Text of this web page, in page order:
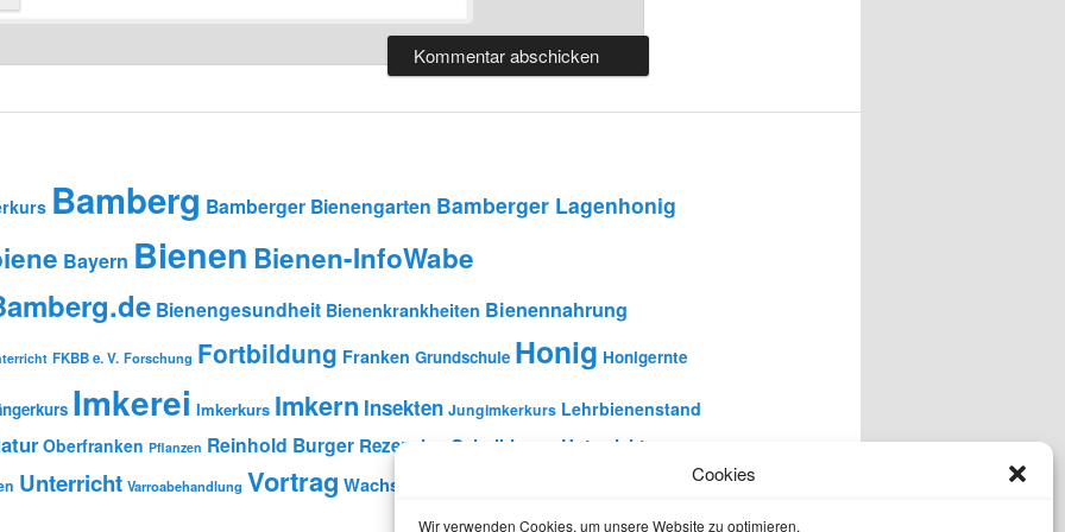
Cookies
Wir verwenden Cookies, um unsere Website zu optimieren.
Bamberg Bamberger Bienengarten Bamberger Lagenhonig
Bayern Bienen Bienen-InfoWabe
Bienengesundheit Bienenkrankheiten Bienennahrung
FKBB e. V. Forschung Fortbildung Franken Grundschule Honig Honigernte
Imkerei Imkerkurs Imkern Insekten Jungimkerkurs Lehrbienenstand
Oberfranken Pflanzen Reinhold Burger Rezension Schulbienen-Unterricht
Unterricht Varroabehandlung Vortrag Wachs